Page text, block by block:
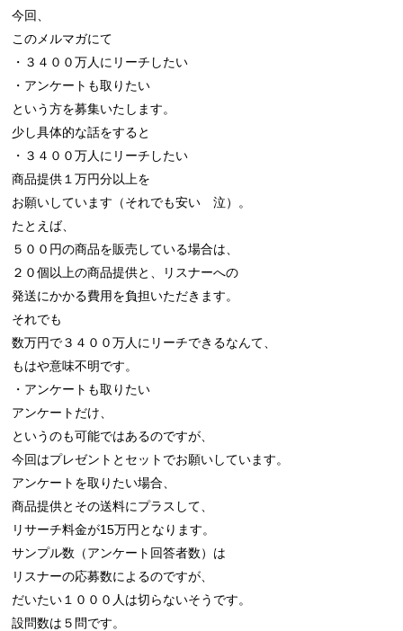
今回、
このメルマガにて
・３４００万人にリーチしたい
・アンケートも取りたい
という方を募集いたします。
少し具体的な話をすると
・３４００万人にリーチしたい
商品提供１万円分以上を
お願いしています（それでも安い　泣）。
たとえば、
５００円の商品を販売している場合は、
２０個以上の商品提供と、リスナーへの
発送にかかる費用を負担いただきます。
それでも
数万円で３４００万人にリーチできるなんて、
もはや意味不明です。
・アンケートも取りたい
アンケートだけ、
というのも可能ではあるのですが、
今回はプレゼントとセットでお願いしています。
アンケートを取りたい場合、
商品提供とその送料にプラスして、
リサーチ料金が15万円となります。
サンプル数（アンケート回答者数）は
リスナーの応募数によるのですが、
だいたい１０００人は切らないそうです。
設問数は５問です。